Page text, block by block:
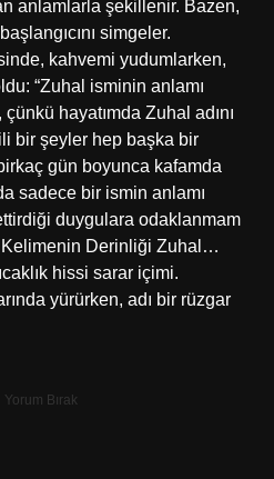
anlamlarla şekillenir. Bazen,
simgeler.
kahvemi yudumlarken,
“Zuhal isminin anlamı
hayatımda Zuhal adını
bir şeyler hep başka bir
gün boyunca kafamda
sadece bir ismin anlamı
duygulara odaklanmam
Derinliği Zuhal…
hissi sarar içimi.
yürürken, adı bir rüzgar
Yorum Bırak